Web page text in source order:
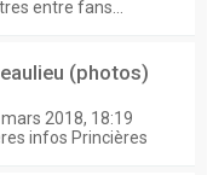
entre fans...
(photos)
2018, 18:19
infos Princières